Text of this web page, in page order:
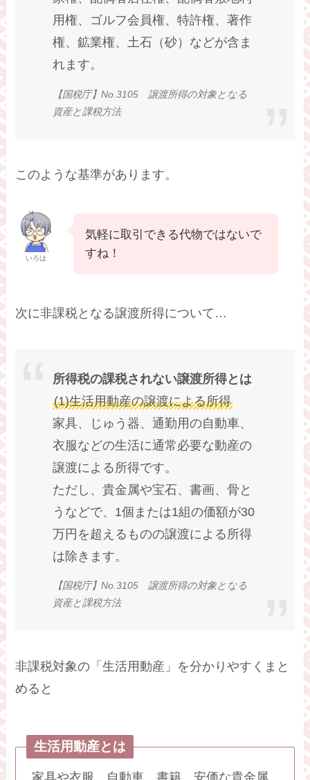
用権、ゴルフ会員権、特許権、著作
権、鉱業権、土石（砂）などが含ま
れます。
【国税庁】No.3105 譲渡所得の対象となる
資産と課税方法
このような基準があります。
いろは
気軽に取引できる代物ではないで
すね！
次に非課税となる譲渡所得について…
所得税の課税されない譲渡所得とは
(1)生活用動産の譲渡による所得
家具、じゅう器、通勤用の自動車、
衣服などの生活に通常必要な動産の
譲渡による所得です。
ただし、貴金属や宝石、書画、骨と
うなどで、1個または1組の価額が30
万円を超えるものの譲渡による所得
は除きます。
【国税庁】No.3105 譲渡所得の対象となる
資産と課税方法
非課税対象の「生活用動産」を分かりやすくまと
めると
生活用動産とは
家具や衣服、自動車、書籍、安価な貴金属